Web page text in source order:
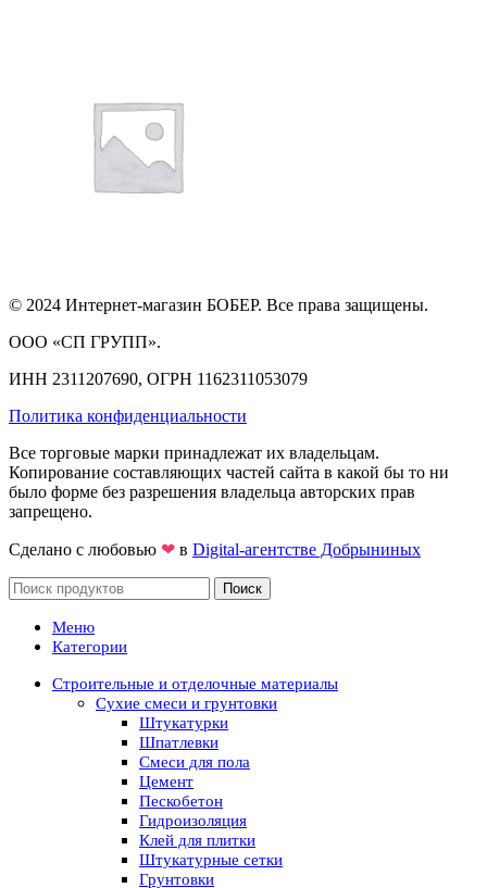
© 2024 Интернет-магазин БОБЕР. Все права защищены.
ООО «СП ГРУПП».
ИНН 2311207690, ОГРН 1162311053079
Политика конфиденциальности
Все торговые марки принадлежат их владельцам.
Копирование составляющих частей сайта в какой бы то ни
было форме без разрешения владельца авторских прав
запрещено.
Сделано с любовью ❤ в Digital-агентстве Добрыниных
Поиск
Меню
Категории
Строительные и отделочные материалы
Сухие смеси и грунтовки
Штукатурки
Шпатлевки
Смеси для пола
Цемент
Пескобетон
Гидроизоляция
Клей для плитки
Штукатурные сетки
Грунтовки